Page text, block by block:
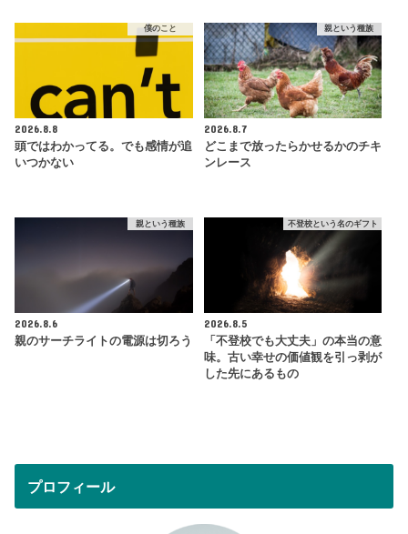
僕のこと
2026.8.8
頭ではわかってる。でも感情が追
いつかない
親という種族
2026.8.7
どこまで放ったらかせるかのチキ
ンレース
親という種族
2026.8.6
親のサーチライトの電源は切ろう
不登校という名のギフト
2026.8.5
「不登校でも大丈夫」の本当の意
味。古い幸せの価値観を引っ剥が
した先にあるもの
プロフィール